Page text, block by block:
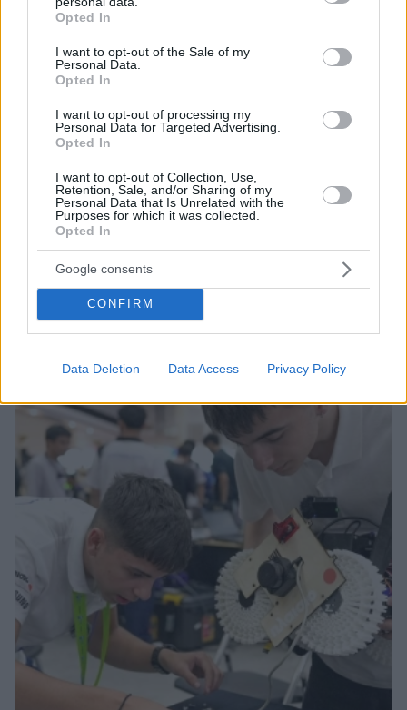
grant or deny consent to Google and its third-party tags to
use your data for below specified purposes in below Google
consent section.
Opted In
I want to opt-out of the Sale of my
Personal Data.
Opted In
I want to opt-out of processing my
Personal Data for Targeted Advertising.
Opted In
I want to opt-out of Collection, Use,
Retention, Sale, and/or Sharing of my
Personal Data that Is Unrelated with the
Purposes for which it was collected.
Opted In
Google consents
CONFIRM
Data Deletion Data Access Privacy Policy
Πρώτη επίσημη αντίδραση Ζάεφ στα Σκόπια, στην πρόταση
δυσπιστίας κατά της κυβέρνησής του